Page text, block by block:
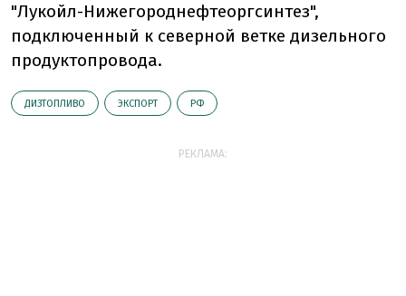
"Лукойл-Нижегороднефтеоргсинтез",
подключенный к северной ветке дизельного
продуктопровода.
ДИЗТОПЛИВО ЭКСПОРТ РФ
РЕКЛАМА: